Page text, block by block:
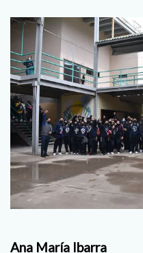
Ana María Ibarra